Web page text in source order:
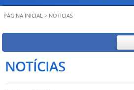
PÁGINA INICIAL > NOTÍCIAS
NOTÍCIAS